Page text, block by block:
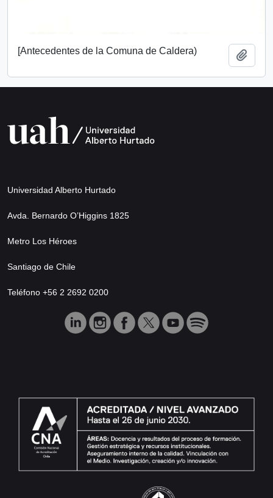
[Antecedentes de la Comuna de Caldera)
Universidad Alberto Hurtado
Avda. Bernardo O’Higgins 1825
Metro Los Héroes
Santiago de Chile
Teléfono +56 2 2692 0200